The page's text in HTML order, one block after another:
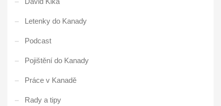
Letenky do Kanady
Podcast
Pojištění do Kanady
Práce v Kanadě
Rady a tipy